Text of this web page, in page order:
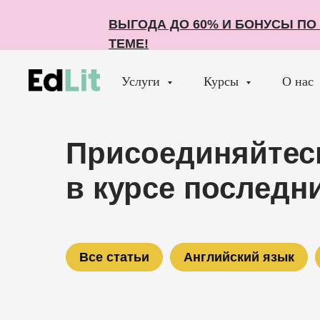
ВЫГОДА ДО 60% И БОНУСЫ
ТЕМЕ!
ВЫГОДА ДО 60% И БОНУСЫ
ТЕМЕ!
Услуги Курсы О нас
в курсе
Все статьи Английский язык